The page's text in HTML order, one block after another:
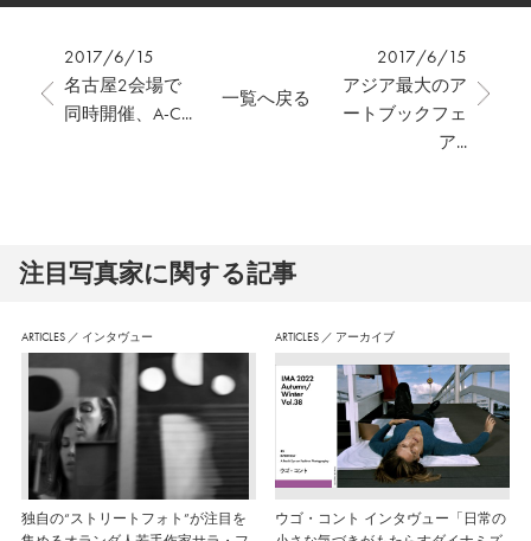
2017/6/15
名古屋2会場で
同時開催、A-C...
2017/6/15
アジア最大のア
ートブックフェ
ア...
一覧へ戻る
注⽬写真家に関する記事
ARTICLES ／ インタヴュー
独自の“ストリートフォト”が注目を
ARTICLES ／ アーカイブ
ウゴ・コント インタヴュー「日常の